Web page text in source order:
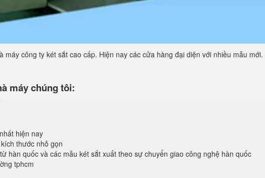
công ty két sắt cao cấp. Hiện nay các cửa hàng đại diện với nhiều mẫu
máy chúng tôi:
hiện nay
thước nhỏ gọn
hàn quốc và các mẫu két sắt xuất theo sự chuyển giao công nghệ hàn quốc
tphcm